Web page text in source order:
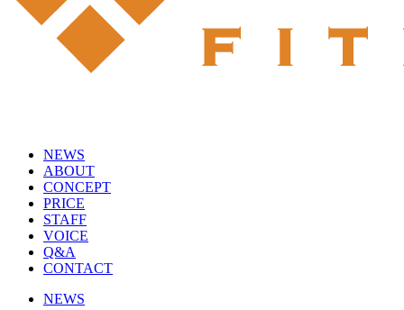
NEWS
ABOUT
CONCEPT
PRICE
STAFF
VOICE
Q&A
CONTACT
NEWS